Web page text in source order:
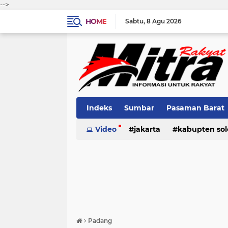
-->
HOME
Sabtu 8 Agu 2026
Indeks Sumbar Pasaman Barat
Pariaman Kota Solok Bank
Video jakarta kabupten
› Padang